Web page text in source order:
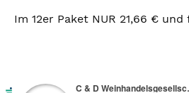
Im 12er Paket NUR 21,66 €